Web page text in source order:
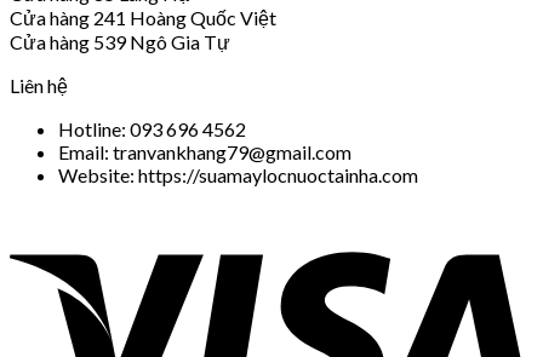
Cửa hàng 241 Hoàng Quốc Việt
Cửa hàng 539 Ngô Gia Tự
Liên hệ
Hotline: 093 696 4562
Email: tranvankhang79@gmail.com
Website: https://suamaylocnuoctainha.com